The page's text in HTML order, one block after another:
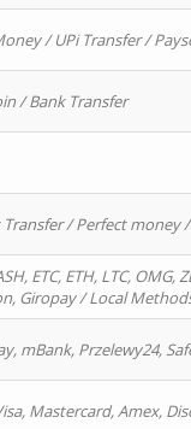
/ UPi Transfer /
/ Bank Transfer
/ Perfect money
ETC, ETH, LTC,
Giropay / Local
mBank, Przelewy24,
Mastercard, Amex,